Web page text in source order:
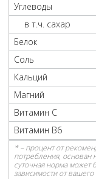
Углеводы
в т.ч. сахар
Белок
Соль
Кальций
Магний
Витамин С
Витамин B6
* – процент от
потребления, основан
суточная норма
зависимости от вашего